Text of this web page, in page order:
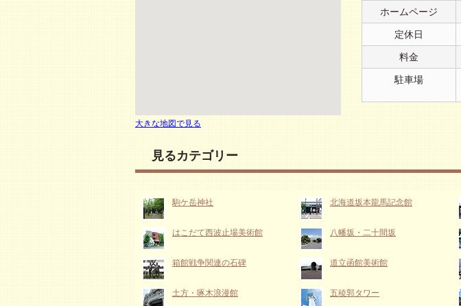
大きな地図で見る
ホームページ
定休日
料金
駐車場
見るカテゴリー
駒ケ岳神社 北海道坂本龍馬記念館
はこだて西波止場美術館 八幡坂・二十間坂
箱館戦争関連の石碑 道立函館美術館
土方・啄木浪漫館 五稜郭タワー